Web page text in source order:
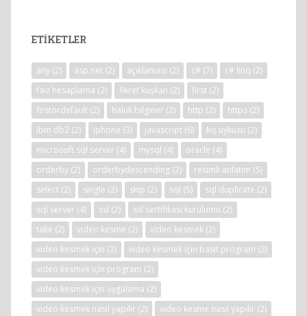
ETIKETLER
any (2) asp.net (2) açıklaması (2) c# (7) c# linq (2)
faiz hesaplama (2) fikret kuşkan (2) first (2)
firstordefault (2) haluk bilginer (2) http (2) https (2)
ibm db2 (2) iphone (3) javascript (6) kış uykusu (2)
microsoft sql server (4) mysql (4) oracle (4)
orderby (2) orderbydescending (2) resimli anlatım (5)
select (2) single (2) skip (2) sql (5) sql duplicate (2)
sql server (4) ssl (2) ssl sertifikası kurulumu (2)
take (2) video kesme (2) video kesmek (2)
video kesmek için (2) video kesmek için basit program (2)
video kesmek için program (2)
video kesmek için uygulama (2)
video kesmek nasıl yapılır (2) video kesme nasıl yapılır (2)